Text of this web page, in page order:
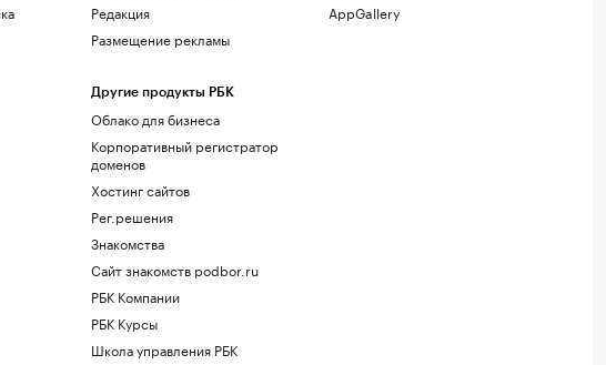
Редакция
Размещение рекламы
Другие продукты РБК
Облако для бизнеса
Корпоративный регистратор
доменов
Хостинг сайтов
Рег.решения
Знакомства
Сайт знакомств podbor.ru
РБК Компании
РБК Курсы
Школа управления РБК
AppGallery